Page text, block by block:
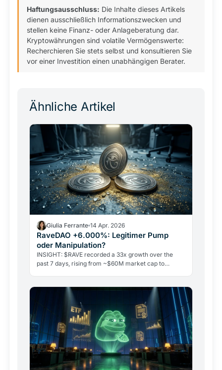
Haftungsausschluss: Die Inhalte dieses Artikels
dienen ausschließlich Informationszwecken und
stellen keine Finanz- oder Anlageberatung dar.
Kryptowährungen sind volatile Vermögenswerte:
Recherchieren Sie stets selbst und konsultieren Sie
vor einer Investition einen unabhängigen Berater.
Ähnliche Artikel
Giulia Ferrante 14 Apr. 2026
RaveDAO +6.000%: Legitimer Pump
oder Manipulation?
INSIGHT: $RAVE recorded a 33x growth over the
past 7 days, rising from ~$60M market cap to
RAVE? pic.twitter.com/lIWbE4Xjjq— CoinGecko
(@coingecko) April 14, 2026 Das Open Interest in den
Derivatemärkten üb